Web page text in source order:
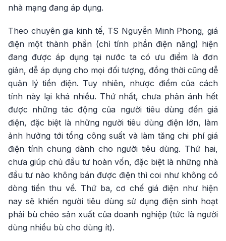
nhà mạng đang áp dụng.
Theo chuyên gia kinh tế, TS Nguyễn Minh Phong, giá
điện một thành phần (chỉ tính phần điện năng) hiện
đang được áp dụng tại nước ta có ưu điểm là đơn
giản, dễ áp dụng cho mọi đối tượng, đồng thời cũng dễ
quản lý tiền điện. Tuy nhiên, nhược điểm của cách
tính này lại khá nhiều. Thứ nhất, chưa phản ánh hết
được những tác động của người tiêu dùng đến giá
điện, đặc biệt là những người tiêu dùng điện lớn, làm
ảnh hưởng tới tổng công suất và làm tăng chi phí giá
điện tính chung dành cho người tiêu dùng. Thứ hai,
chưa giúp chủ đầu tư hoàn vốn, đặc biệt là những nhà
đầu tư nào không bán được điện thì coi như không có
dòng tiền thu về. Thứ ba, cơ chế giá điện như hiện
nay sẽ khiến người tiêu dùng sử dụng điện sinh hoạt
phải bù chéo sản xuất của doanh nghiệp (tức là người
dùng nhiều bù cho dùng ít).